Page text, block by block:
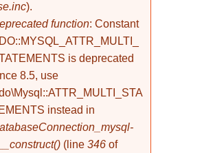
).
function: Constant
is deprecated
8.5, use
instead in
(line 346 of